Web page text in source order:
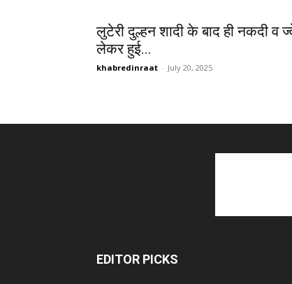
लुटेरी दुल्हन शादी के बाद ही नकदी व
लेकर हुई...
khabredinraat - July 20, 2025
EDITOR PICKS